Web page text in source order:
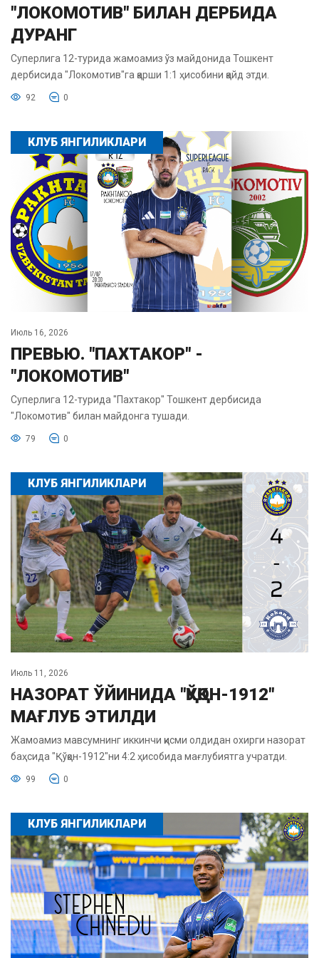
"ЛОКОМОТИВ" БИЛАН ДЕРБИДА
ДУРАНГ
Суперлига 12-турида жамоамиз ўз майдонида Тошкент
дербисида "Локомотив"га қарши 1:1 ҳисобини қайд этди.
92 0
КЛУБ ЯНГИЛИКЛАРИ
Июль 16, 2026
ПРЕВЬЮ. "ПАХТАКОР" -
"ЛОКОМОТИВ"
Суперлига 12-турида "Пахтакор" Тошкент дербисида
"Локомотив" билан майдонга тушади.
79 0
КЛУБ ЯНГИЛИКЛАРИ
Июль 11, 2026
НАЗОРАТ ЎЙИНИДА "ҚЎҚОН-1912"
МАҒЛУБ ЭТИЛДИ
Жамоамиз мавсумнинг иккинчи қисми олдидан охирги назорат
баҳсида "Қўқон-1912"ни 4:2 ҳисобида мағлубиятга учратди.
99 0
КЛУБ ЯНГИЛИКЛАРИ